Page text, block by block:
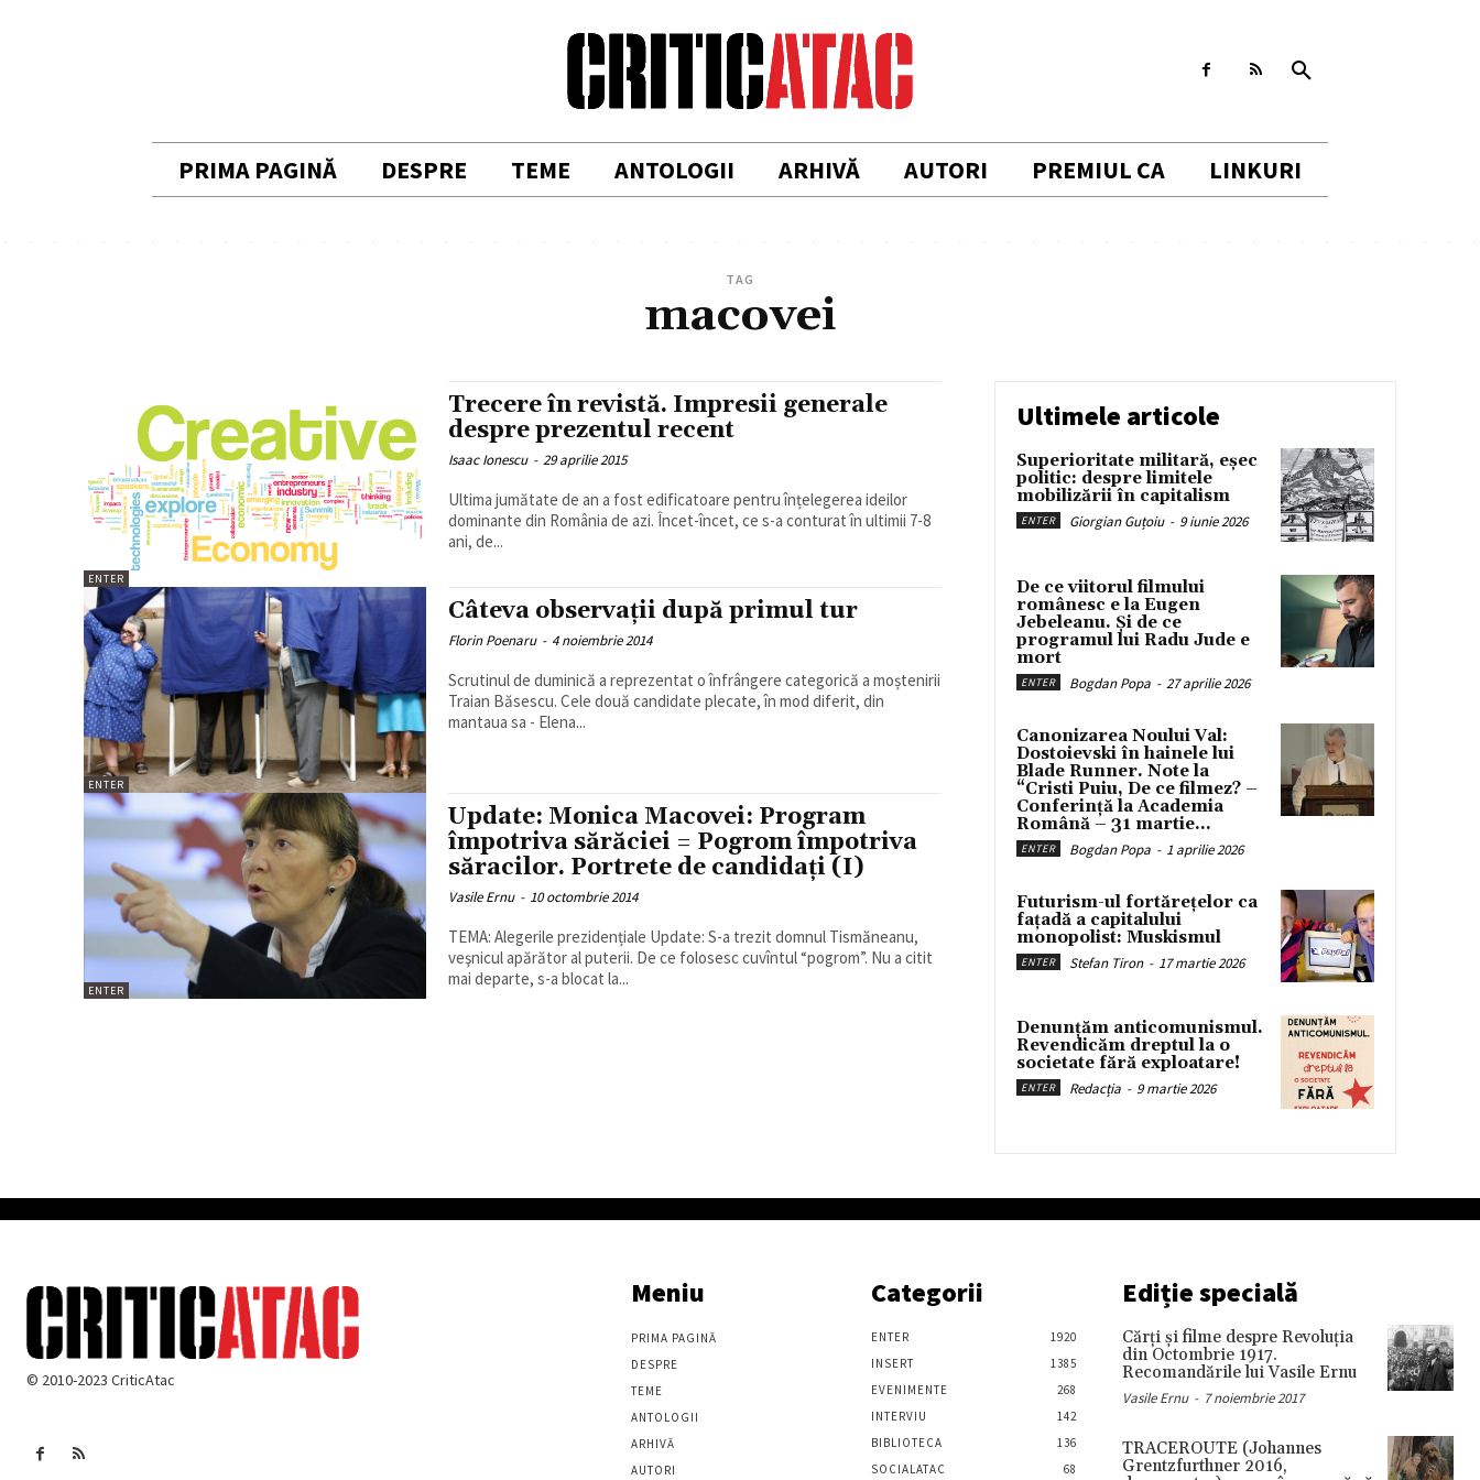
PRIMA PAGINĂ DESPRE TEME ANTOLOGII ARHIVĂ AUTORI PREMIUL CA LINKURI
TAG
macovei
ENTER
Trecere în revistă. Impresii generale
despre prezentul recent
Isaac Ionescu - 29 aprilie 2015
Ultima jumătate de an a fost edificatoare pentru înțelegerea ideilor
dominante din România de azi. Încet-încet, ce s-a conturat în ultimii 7-8
ani, de...
ENTER
Câteva observații după primul tur
Florin Poenaru - 4 noiembrie 2014
Scrutinul de duminică a reprezentat o înfrângere categorică a moștenirii
Traian Băsescu. Cele două candidate plecate, în mod diferit, din
mantaua sa - Elena...
ENTER
Update: Monica Macovei: Program
împotriva sărăciei = Pogrom împotriva
săracilor. Portrete de candidaţi (I)
Vasile Ernu - 10 octombrie 2014
TEMA: Alegerile prezidențiale Update: S-a trezit domnul Tismăneanu,
veşnicul apărător al puterii. De ce folosesc cuvîntul “pogrom”. Nu a citit
mai departe, s-a blocat la...
Ultimele articole
Superioritate militară, eșec
politic: despre limitele
mobilizării în capitalism
ENTER Giorgian Guțoiu - 9 iunie 2026
De ce viitorul filmului
românesc e la Eugen
Jebeleanu. Și de ce
programul lui Radu Jude e
mort
ENTER Bogdan Popa - 27 aprilie 2026
Canonizarea Noului Val:
Dostoievski în hainele lui
Blade Runner. Note la
“Cristi Puiu, De ce filmez? –
Conferință la Academia
Română – 31 martie...
ENTER Bogdan Popa - 1 aprilie 2026
Futurism-ul fortărețelor ca
fațadă a capitalului
monopolist: Muskismul
ENTER Stefan Tiron - 17 martie 2026
Denunțăm anticomunismul.
Revendicăm dreptul la o
societate fără exploatare!
ENTER Redacția - 9 martie 2026
© 2010-2023 CriticAtac
Meniu
PRIMA PAGINĂ
DESPRE
TEME
ANTOLOGII
ARHIVĂ
AUTORI
Categorii
ENTER
1920
INSERT
1385
EVENIMENTE
268
INTERVIU
142
BIBLIOTECA
136
SOCIALATAC
68
Ediție specială
Cărţi şi filme despre Revoluţia
din Octombrie 1917.
Recomandările lui Vasile Ernu
Vasile Ernu - 7 noiembrie 2017
TRACEROUTE (Johannes
Grentzfurthner 2016,